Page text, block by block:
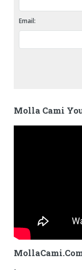
Email:
Molla Cami